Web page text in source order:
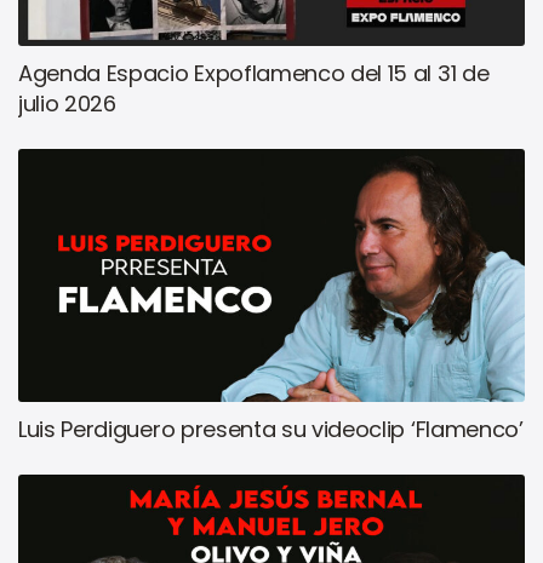
Agenda Espacio Expoflamenco del 15 al 31 de
julio 2026
Luis Perdiguero presenta su videoclip ‘Flamenco’